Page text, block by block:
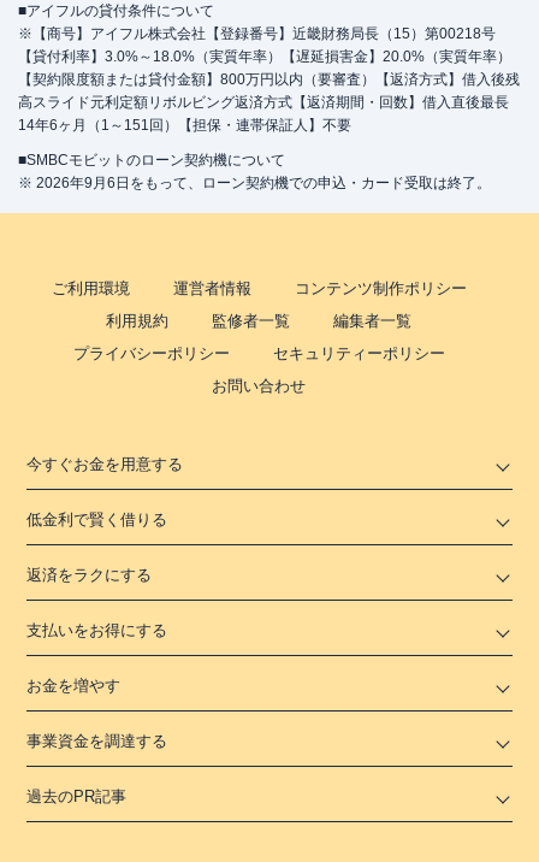
■アイフルの貸付条件について
※【商号】アイフル株式会社【登録番号】近畿財務局長（15）第00218号
【貸付利率】3.0%～18.0%（実質年率）【遅延損害金】20.0%（実質年率）
【契約限度額または貸付金額】800万円以内（要審査）【返済方式】借入後残
高スライド元利定額リボルビング返済方式【返済期間・回数】借入直後最長
14年6ヶ月（1～151回）【担保・連帯保証人】不要
■SMBCモビットのローン契約機について
※ 2026年9月6日をもって、ローン契約機での申込・カード受取は終了。
ご利用環境 運営者情報
コンテンツ制作ポリシー
利用規約
監修者一覧
編集者一覧
プライバシーポリシー
セキュリティーポリシー
お問い合わせ
今すぐお金を用意する
低金利で賢く借りる
返済をラクにする
支払いをお得にする
お金を増やす
事業資金を調達する
過去のPR記事